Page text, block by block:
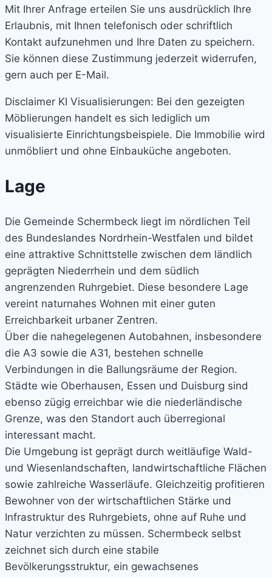
Mit Ihrer Anfrage erteilen Sie uns ausdrücklich Ihre
Erlaubnis, mit Ihnen telefonisch oder schriftlich
Kontakt aufzunehmen und Ihre Daten zu speichern.
Sie können diese Zustimmung jederzeit widerrufen,
gern auch per E-Mail.
Disclaimer KI Visualisierungen: Bei den gezeigten
Möblierungen handelt es sich lediglich um
visualisierte Einrichtungsbeispiele. Die Immobilie wird
unmöbliert und ohne Einbauküche angeboten.
Lage
Die Gemeinde Schermbeck liegt im nördlichen Teil
des Bundeslandes Nordrhein-Westfalen und bildet
eine attraktive Schnittstelle zwischen dem ländlich
geprägten Niederrhein und dem südlich
angrenzenden Ruhrgebiet. Diese besondere Lage
vereint naturnahes Wohnen mit einer guten
Erreichbarkeit urbaner Zentren.
Über die nahegelegenen Autobahnen, insbesondere
die A3 sowie die A31, bestehen schnelle
Verbindungen in die Ballungsräume der Region.
Städte wie Oberhausen, Essen und Duisburg sind
ebenso zügig erreichbar wie die niederländische
Grenze, was den Standort auch überregional
interessant macht.
Die Umgebung ist geprägt durch weitläufige Wald-
und Wiesenlandschaften, landwirtschaftliche Flächen
sowie zahlreiche Wasserläufe. Gleichzeitig profitieren
Bewohner von der wirtschaftlichen Stärke und
Infrastruktur des Ruhrgebiets, ohne auf Ruhe und
Natur verzichten zu müssen. Schermbeck selbst
zeichnet sich durch eine stabile
Bevölkerungsstruktur, ein gewachsenes